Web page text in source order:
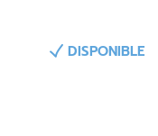
DISPONIBLE